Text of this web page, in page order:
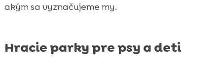
akým sa vyznačujeme my.
Hracie parky pre psy a deti